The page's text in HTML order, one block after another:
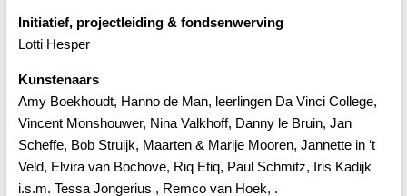
Initiatief, projectleiding & fondsenwerving
Lotti Hesper
Kunstenaars
Amy Boekhoudt, Hanno de Man, leerlingen Da Vinci College,
Vincent Monshouwer, Nina Valkhoff, Danny le Bruin, Jan
Scheffe, Bob Struijk, Maarten & Marije Mooren, Jannette in ‘t
Veld, Elvira van Bochove, Riq Etiq, Paul Schmitz, Iris Kadijk
i.s.m. Tessa Jongerius , Remco van Hoek, .